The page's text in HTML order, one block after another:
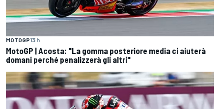
MOTOGP13 h
MotoGP | Acosta: "La gomma posteriore media ci aiuterà
domani perché penalizzerà gli altri"